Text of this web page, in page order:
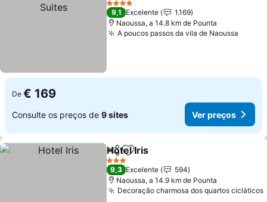
4 Estrelas
9,1 Excelente
1.169
Naoussa, a 14.8 km de Pounta
A poucos passos da vila de Naoussa
De € 169
Consulte os preços de 9 sites Ver preços
PartilharAdicionar aos favoritos
Hotel Iris
3 Estrelas
9,3 Excelente
594
Naoussa, a 14.9 km de Pounta
Decoração charmosa dos quartos cicláticos